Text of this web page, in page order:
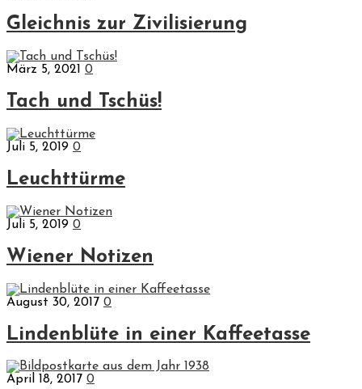
Gleichnis zur Zivilisierung
März 5, 2021 0
Tach und Tschüs!
Juli 5, 2019 0
Leuchttürme
Juli 5, 2019 0
Wiener Notizen
August 30, 2017 0
Lindenblüte in einer Kaffeetasse
April 18, 2017 0